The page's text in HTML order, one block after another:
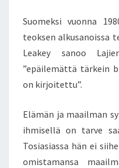
Suomeksi vuonna
teoksen alkusanoissa
Leakey sanoo
”epäilemättä tärkein
on kirjoitettu”.
Elämän ja maailman
ihmisellä on tarve
Tosiasiassa hän ei
omistamansa